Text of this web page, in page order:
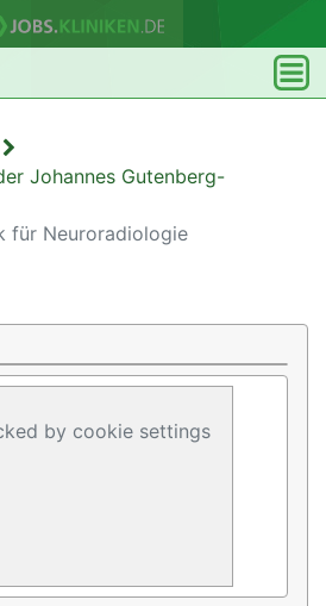
Johannes Gutenberg-
für Neuroradiologie
by cookie settings